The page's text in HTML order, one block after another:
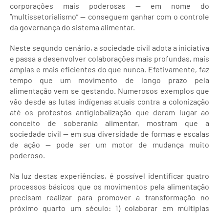
corporações mais poderosas — em nome do
“multissetorialismo” — conseguem ganhar com o controle
da governança do sistema alimentar.
Neste segundo cenário, a sociedade civil adota a iniciativa
e passa a desenvolver colaborações mais profundas, mais
amplas e mais eficientes do que nunca. Efetivamente, faz
tempo que um movimento de longo prazo pela
alimentação vem se gestando. Numerosos exemplos que
vão desde as lutas indígenas atuais contra a colonização
até os protestos antiglobalização que deram lugar ao
conceito de soberania alimentar, mostram que a
sociedade civil — em sua diversidade de formas e escalas
de ação — pode ser um motor de mudança muito
poderoso.
Na luz destas experiências, é possível identificar quatro
processos básicos que os movimentos pela alimentação
precisam realizar para promover a transformação no
próximo quarto um século: 1) colaborar em múltiplas